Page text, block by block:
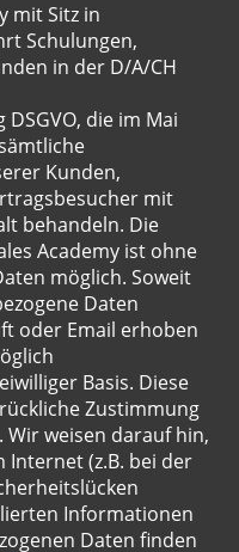
mit Sitz in
Schulungen,
in der D/A/CH
die im Mai
Kunden,
mit
behandeln. Die
Academy ist ohne
möglich. Soweit
Daten
oder Email erhoben
Basis. Diese
Zustimmung
weisen darauf hin,
(z.B. bei der
Informationen
Daten finden